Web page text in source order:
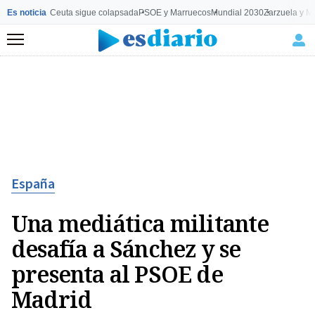
Es noticia Ceuta sigue colapsadaPSOE y MarruecosMundial 2030Zarzuela y
Menú
España
Una mediática militante
desafía a Sánchez y se
presenta al PSOE de
Madrid